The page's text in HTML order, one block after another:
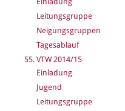
Leitungsgruppe
Neigungsgruppen
Tagesablauf
55. VTW 2014/15
Einladung
Jugend
Leitungsgruppe